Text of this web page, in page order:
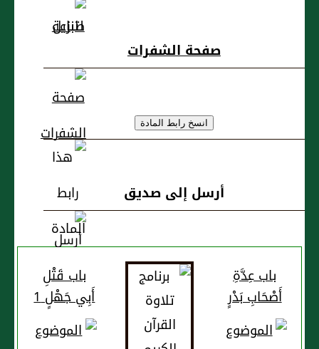
صفحة الشفرات
أرسل إلى صديق
باب عِدَّةِ
أَصْحَابِ بَدْرٍ
باب قَتْلِ
أَبِي جَهْلٍ 1